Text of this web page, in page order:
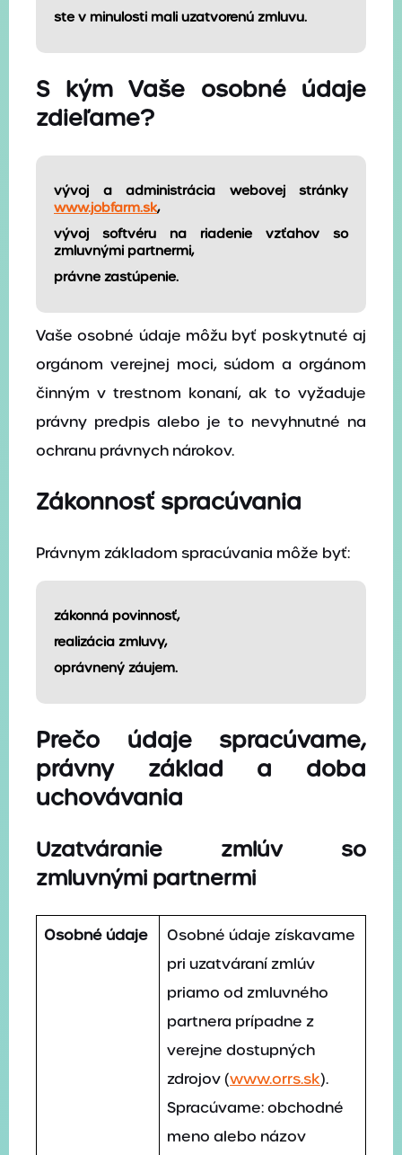
ste v minulosti mali uzatvorenú zmluvu.
S kým Vaše osobné údaje
zdieľame?
vývoj a administrácia webovej stránky
www.jobfarm.sk,
vývoj softvéru na riadenie vzťahov so
zmluvnými partnermi,
právne zastúpenie.
Vaše osobné údaje môžu byť poskytnuté aj
orgánom verejnej moci, súdom a orgánom
činným v trestnom konaní, ak to vyžaduje
právny predpis alebo je to nevyhnutné na
ochranu právnych nárokov.
Zákonnosť spracúvania
Právnym základom spracúvania môže byť:
zákonná povinnosť,
realizácia zmluvy,
oprávnený záujem.
Prečo údaje spracúvame,
právny základ a doba
uchovávania
Uzatváranie zmlúv so
zmluvnými partnermi
Osobné údaje
Osobné údaje získavame
pri uzatváraní zmlúv
priamo od zmluvného
partnera prípadne z
verejne dostupných
zdrojov (www.orrs.sk).
Spracúvame: obchodné
meno alebo názov